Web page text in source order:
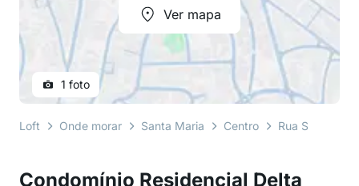
Condomínio Residencial Delta
Ver mapa
1 foto
Loft Onde morar Santa Maria Centro Rua Serafim